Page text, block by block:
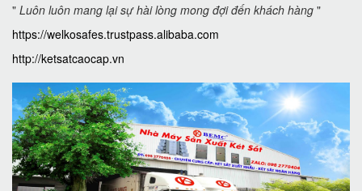
" Luôn luôn mang lại sự hài lòng mong đợi đến khách hàng "
https://welkosafes.trustpass.alibaba.com
http://ketsatcaocap.vn